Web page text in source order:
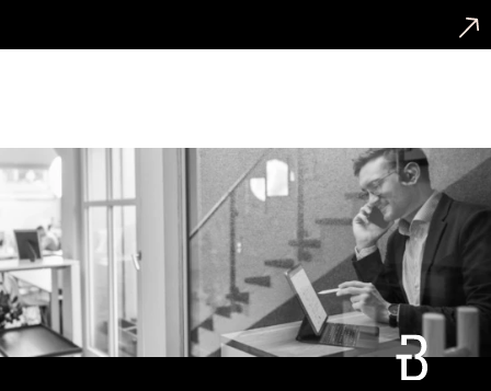
Presseplatzierung war innerhalb von 8 Tagen. 😊
einen „Testballon“, sodass Du Dich von unserer
Leistung überzeugen kannst. Danach besprechen wir
gemeinsam, wie eine längerfristige Zusammenarbeit
ausschauen kann.
Connect
Call